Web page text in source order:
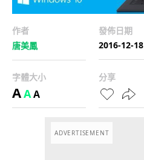
作者
唐美鳳
發佈日期
2016-12-18
字體大小
AAA
分享
ADVERTISEMENT